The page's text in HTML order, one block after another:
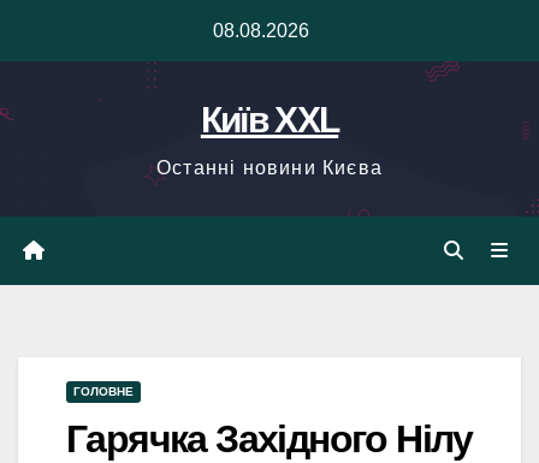
08.08.2026
Київ XXL
Останні новини Києва
ГОЛОВНЕ
Гарячка Західного Нілу